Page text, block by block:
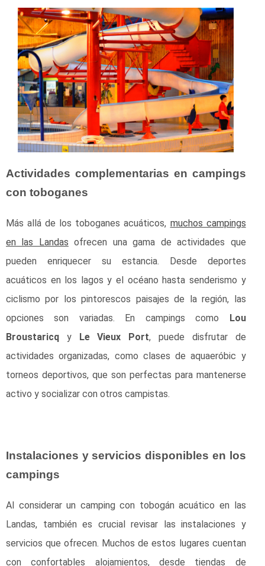
Actividades complementarias en campings
con toboganes
Más allá de los toboganes acuáticos, muchos campings
en las Landas ofrecen una gama de actividades que
pueden enriquecer su estancia. Desde deportes
acuáticos en los lagos y el océano hasta senderismo y
ciclismo por los pintorescos paisajes de la región, las
opciones son variadas. En campings como Lou
Broustaricq y Le Vieux Port, puede disfrutar de
actividades organizadas, como clases de aquaeróbic y
torneos deportivos, que son perfectas para mantenerse
activo y socializar con otros campistas.
Instalaciones y servicios disponibles en los
campings
Al considerar un camping con tobogán acuático en las
Landas, también es crucial revisar las instalaciones y
servicios que ofrecen. Muchos de estos lugares cuentan
con confortables alojamientos, desde tiendas de